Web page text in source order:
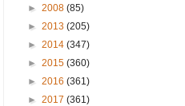
► 2008 (85)
► 2013 (205)
► 2014 (347)
► 2015 (360)
► 2016 (361)
► 2017 (361)